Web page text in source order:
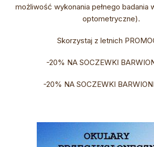
możliwość wykonania pełnego badania
optometryczne).
Skorzystaj z letnich
-20% NA SOCZEWKI
-20% NA SOCZEWKI